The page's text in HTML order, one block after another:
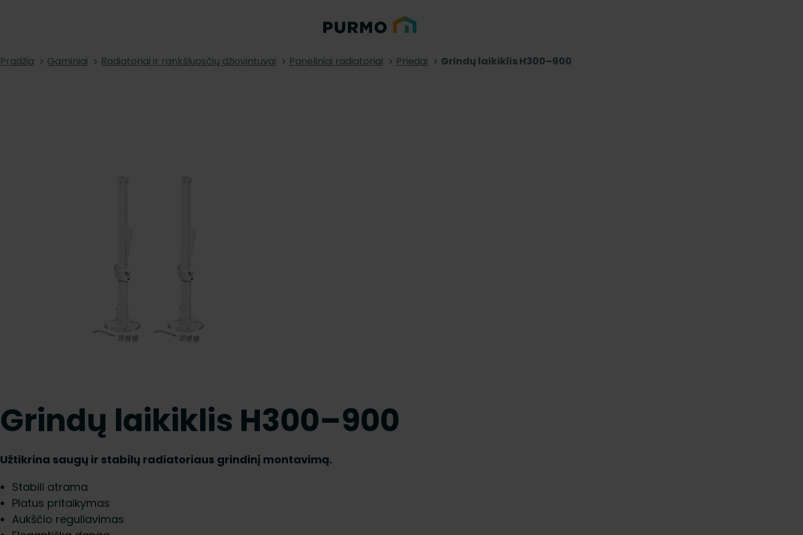
Pradžia Gaminiai Radiatoriai ir rankšluosčių džiovintuvai Paneliniai radiatoriai Priedai Grindų laikiklis H300–900
Grindų laikiklis H300–900
Užtikrina saugų ir stabilų radiatoriaus grindinį montavimą.
Stabili atrama
Platus pritaikymas
Aukščio reguliavimas